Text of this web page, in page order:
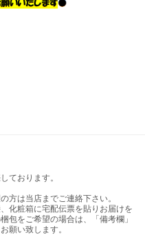
ております。
方は当店までご連絡下さい。
化粧箱に宅配伝票を貼りお届けを
包をご希望の場合は、「備考欄」
願い致します。